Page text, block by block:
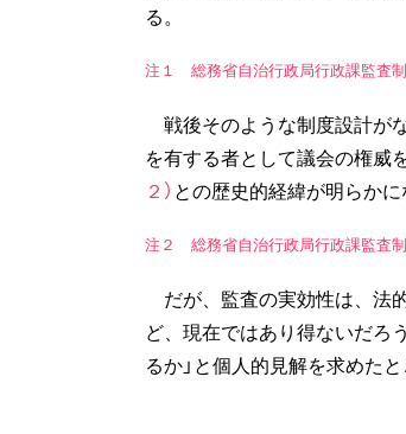
る。
注１ 総務省自治行政局行政課監査制
戦後そのような制度設計が
を有する者として議会の権威
２） との歴史的経緯が明らかに
注２ 総務省自治行政局行政課監査制
だが、監査の実効性は、法
ど、現在ではあり得ないだろ
るか」と個人的見解を求めた